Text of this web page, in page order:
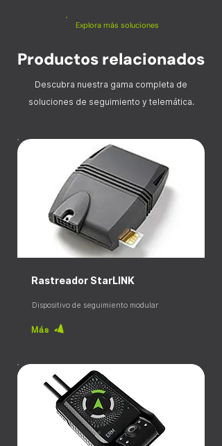
Explora más soluciones
Productos relacionados
Descubra nuestra gama completa de
soluciones de seguimiento y telemática.
Rastreador StarLINK
Dispositivo de seguimiento modular
Más